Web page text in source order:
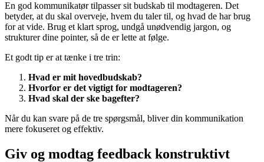
En god kommunikatør tilpasser sit budskab til modtageren. Det
betyder, at du skal overveje, hvem du taler til, og hvad de har brug
for at vide. Brug et klart sprog, undgå unødvendig jargon, og
strukturer dine pointer, så de er lette at følge.
Et godt tip er at tænke i tre trin:
Hvad er mit hovedbudskab?
Hvorfor er det vigtigt for modtageren?
Hvad skal der ske bagefter?
Når du kan svare på de tre spørgsmål, bliver din kommunikation
mere fokuseret og effektiv.
Giv og modtag feedback konstruktivt